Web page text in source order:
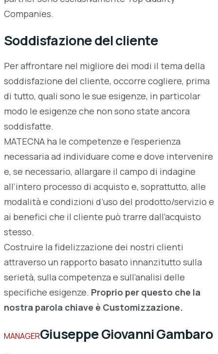
Companies.
Soddisfazione del cliente
Per affrontare nel migliore dei modi il tema della
soddisfazione del cliente, occorre cogliere, prima
di tutto, quali sono le sue esigenze, in particolar
modo le esigenze che non sono state ancora
soddisfatte.
MATECNA ha le competenze e l’esperienza
necessaria ad individuare come e dove intervenire
e, se necessario, allargare il campo di indagine
all’intero processo di acquisto e, soprattutto, alle
modalità e condizioni d’uso del prodotto/servizio e
ai benefici che il cliente può trarre dall’acquisto
stesso.
Costruire la fidelizzazione dei nostri clienti
attraverso un rapporto basato innanzitutto sulla
serietà, sulla competenza e sull’analisi delle
specifiche esigenze. Proprio per questo che la
nostra parola chiave è Customizzazione.
MANAGERGiuseppe Giovanni Gambaro